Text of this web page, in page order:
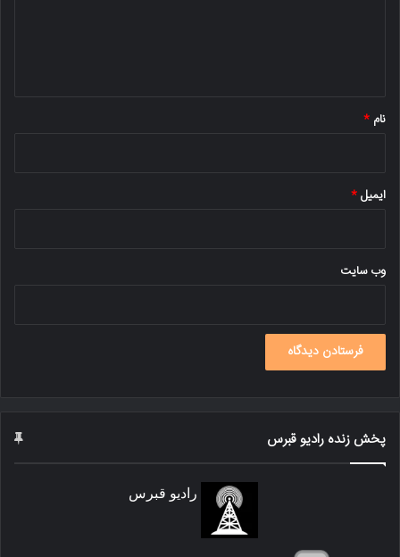
نام *
ایمیل*
وب‌ سایت
پخش زنده رادیو قبرس
رادیو قبرس